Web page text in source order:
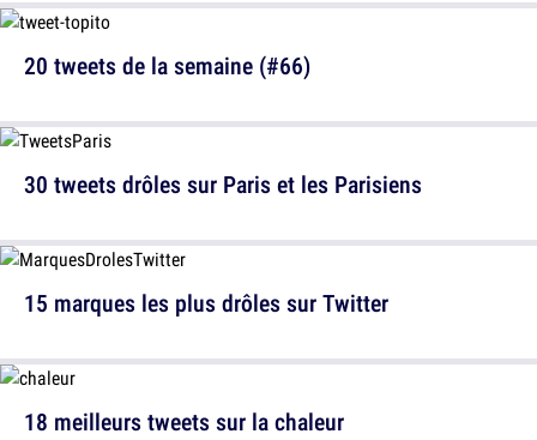
30 tweets drôles sur Paris et les Parisiens
18 meilleurs tweets sur la chaleur
20 tweets de la semaine (#66)
15 marques les plus drôles sur Twitter